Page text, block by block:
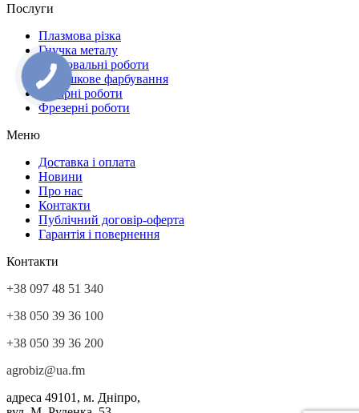
Послуги
Плазмова різка
Гнучка металу
Зварювальні роботи
Порошкове фарбування
Токарні роботи
Фрезерні роботи
Меню
Доставка і оплата
Новини
Про нас
Контакти
Публічний договір-оферта
Гарантія і повернення
Контакти
+38 097 48 51 340
+38 050 39 36 100
+38 050 39 36 200
agrobiz@ua.fm
адреса 49101, м. Дніпро,